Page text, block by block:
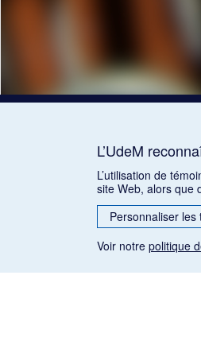
L’UdeM
L’utilisation de
site Web, alors que
Personnaliser les
Voir notre politique